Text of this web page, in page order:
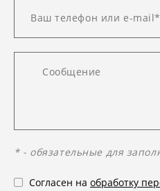
* - обязательные для
Согласен на обработку